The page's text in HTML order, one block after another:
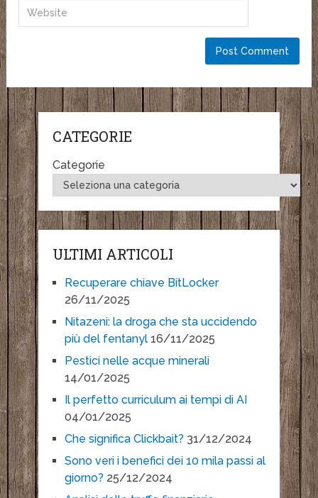
CATEGORIE
Categorie
ULTIMI ARTICOLI
Recuperare chiave BitLocker
26/11/2025
Nitazeni: la droga che sta uccidendo
più del fentanyl 16/11/2025
Pestici nelle acque minerali
14/01/2025
Il perfetto curriculum ai tempi di AI
04/01/2025
Che significa Clickbait? 31/12/2024
Sono veri i benefici dei 10 mila passi al
giorno? 25/12/2024